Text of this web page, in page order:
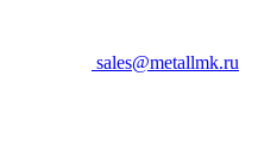
sales@metallmk.ru